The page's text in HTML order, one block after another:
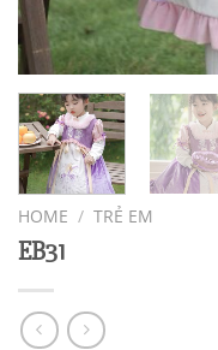
HOME / TRẺ EM
EB31